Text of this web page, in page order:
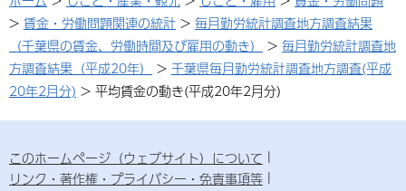
> 賃金・労働問題関連の統計 > 毎月勤労統計調査地方調査結果
（千葉県の賃金、労働時間及び雇用の動き）
> 毎月勤労統計調査地
方調査結果（平成20年）
> 千葉県毎月勤労統計調査地方調査(平成
20年2月分) > 平均賃金の動き(平成20年2月分)
このホームページ（ウェブサイト）について
リンク・著作権・プライバシー・免責事項等